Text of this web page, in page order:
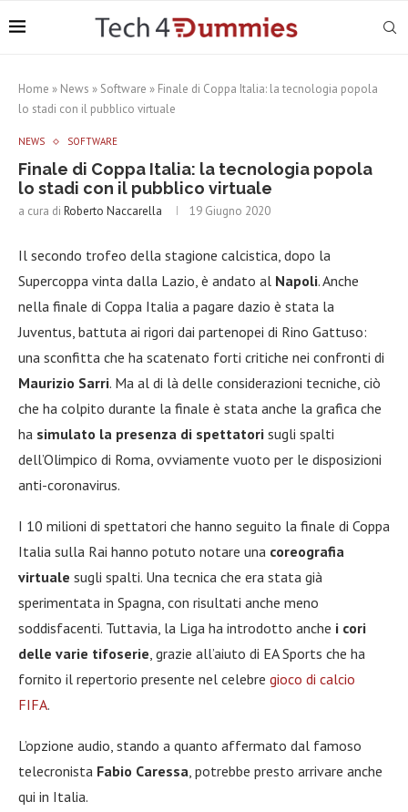
Home » News » Software » Finale di Coppa Italia: la tecnologia popola
lo stadi con il pubblico virtuale
NEWS SOFTWARE
Finale di Coppa Italia: la tecnologia popola
lo stadi con il pubblico virtuale
a cura di Roberto Naccarella 19 Giugno 2020
Il secondo trofeo della stagione calcistica, dopo la
Supercoppa vinta dalla Lazio, è andato al Napoli. Anche
nella finale di Coppa Italia a pagare dazio è stata la
Juventus, battuta ai rigori dai partenopei di Rino Gattuso:
una sconfitta che ha scatenato forti critiche nei confronti di
Maurizio Sarri. Ma al di là delle considerazioni tecniche, ciò
che ha colpito durante la finale è stata anche la grafica che
ha simulato la presenza di spettatori sugli spalti
dell’Olimpico di Roma, ovviamente vuoto per le disposizioni
anti-coronavirus.
I 10 milioni di spettatori che hanno seguito la finale di Coppa
Italia sulla Rai hanno potuto notare una coreografia
virtuale sugli spalti. Una tecnica che era stata già
sperimentata in Spagna, con risultati anche meno
soddisfacenti. Tuttavia, la Liga ha introdotto anche i cori
delle varie tifoserie, grazie all’aiuto di EA Sports che ha
fornito il repertorio presente nel celebre gioco di calcio
FIFA.
L’opzione audio, stando a quanto affermato dal famoso
telecronista Fabio Caressa, potrebbe presto arrivare anche
qui in Italia.